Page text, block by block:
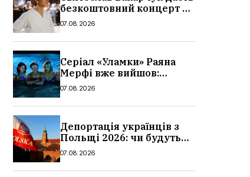
безкоштовний концерт у
Львові: дата і місце
07.08.2026
Серіал «Уламки» Раяна
Мерфі вже вийшов:
сюжет, актори та всі
07.08.2026
Депортація українців з
Польщі 2026: чи будуть
висилати українських
07.08.2026